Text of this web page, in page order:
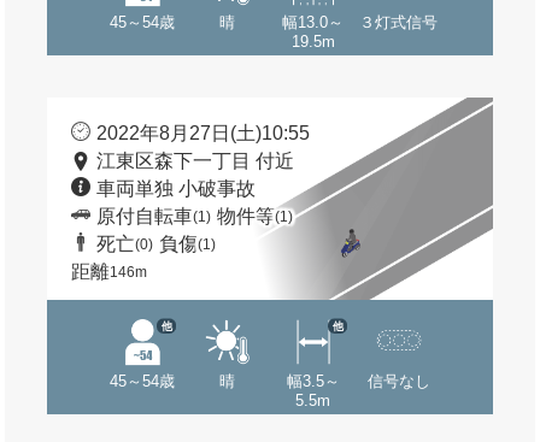
45～54歳 晴
幅13.0～
19.5m
３灯式信号
2022年8月27日(土)10:55
江東区森下一丁目 付近
車両単独 小破事故
原付自転車(1) 物件等(1)
死亡(0) 負傷(1)
距離146m
45～54歳
他
晴
幅3.5～
5.5m
他
信号なし